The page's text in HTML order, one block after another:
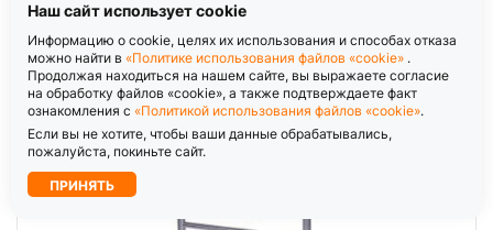
Наш сайт использует cookie
Информацию о cookie, целях их использования и способах отказа
можно найти в «Политике использования файлов «cookie» .
Продолжая находиться на нашем сайте, вы выражаете согласие
на обработку файлов «cookie», а также подтверждаете факт
ознакомления с «Политикой использования файлов «cookie».
Если вы не хотите, чтобы ваши данные обрабатывались,
пожалуйста, покиньте сайт.
ПРИНЯТЬ